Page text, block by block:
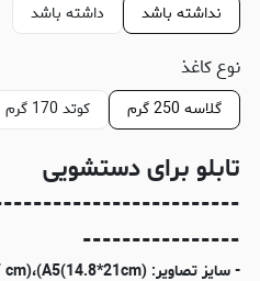
نداشته باشد داشته باشد
نوع کاغذ
گلاسه 250 گرم کوتد 170 گرم
تابلو برای دستشویی
----------------